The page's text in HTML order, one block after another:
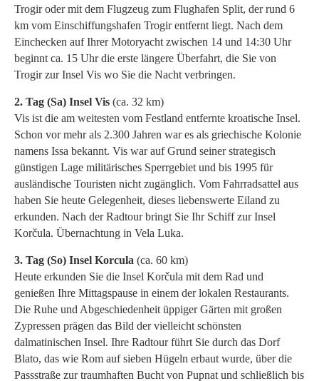
Trogir oder mit dem Flugzeug zum Flughafen Split, der rund 6
km vom Einschiffungshafen Trogir entfernt liegt. Nach dem
Einchecken auf Ihrer Motoryacht zwischen 14 und 14:30 Uhr
beginnt ca. 15 Uhr die erste längere Überfahrt, die Sie von
Trogir zur Insel Vis wo Sie die Nacht verbringen.
2. Tag (Sa) Insel Vis (ca. 32 km)
Vis ist die am weitesten vom Festland entfernte kroatische Insel.
Schon vor mehr als 2.300 Jahren war es als griechische Kolonie
namens Issa bekannt. Vis war auf Grund seiner strategisch
günstigen Lage militärisches Sperrgebiet und bis 1995 für
ausländische Touristen nicht zugänglich. Vom Fahrradsattel aus
haben Sie heute Gelegenheit, dieses liebenswerte Eiland zu
erkunden. Nach der Radtour bringt Sie Ihr Schiff zur Insel
Korčula. Übernachtung in Vela Luka.
3. Tag (So) Insel Korcula (ca. 60 km)
Heute erkunden Sie die Insel Korčula mit dem Rad und
genießen Ihre Mittagspause in einem der lokalen Restaurants.
Die Ruhe und Abgeschiedenheit üppiger Gärten mit großen
Zypressen prägen das Bild der vielleicht schönsten
dalmatinischen Insel. Ihre Radtour führt Sie durch das Dorf
Blato, das wie Rom auf sieben Hügeln erbaut wurde, über die
Passstraße zur traumhaften Bucht von Pupnat und schließlich bis